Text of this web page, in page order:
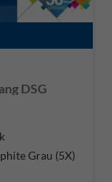
DSG
Grau (5X)